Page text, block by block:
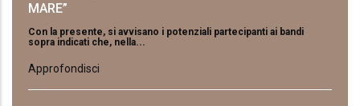
MARE”
Con la presente, si avvisano i potenziali partecipanti ai bandi
sopra indicati che, nella...
Approfondisci